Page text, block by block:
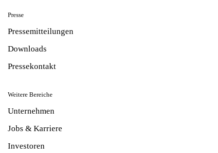
Presse
Pressemitteilungen
Downloads
Pressekontakt
Weitere Bereiche
Unternehmen
Jobs & Karriere
Investoren